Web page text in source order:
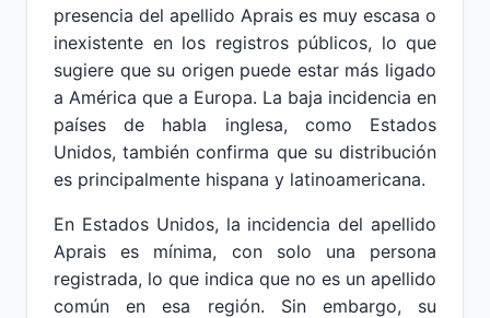
presencia del apellido Aprais es muy escasa o
inexistente en los registros públicos, lo que
sugiere que su origen puede estar más ligado
a América que a Europa. La baja incidencia en
países de habla inglesa, como Estados
Unidos, también confirma que su distribución
es principalmente hispana y latinoamericana.
En Estados Unidos, la incidencia del apellido
Aprais es mínima, con solo una persona
registrada, lo que indica que no es un apellido
común en esa región. Sin embargo, su